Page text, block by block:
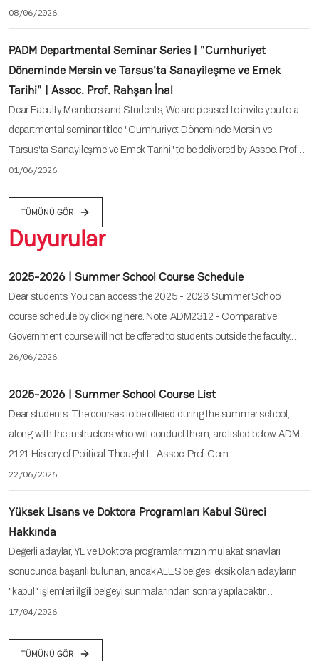
08/06/2026
PADM Departmental Seminar Series | "Cumhuriyet
Döneminde Mersin ve Tarsus'ta Sanayileşme ve Emek
Tarihi" | Assoc. Prof. Rahşan İnal
Dear Faculty Members and Students, We are pleased to invite you to a
departmental seminar titled "Cumhuriyet Döneminde Mersin ve
Tarsus'ta Sanayileşme ve Emek Tarihi" to be delivered by Assoc. Prof.…
01/06/2026
TÜMÜNÜ GÖR
Duyurular
2025-2026 | Summer School Course Schedule
Dear students, You can access the 2025 - 2026 Summer School
course schedule by clicking here. Note: ADM2312 - Comparative
Government course will not be offered to students outside the faculty.…
26/06/2026
2025-2026 | Summer School Course List
Dear students, The courses to be offered during the summer school,
along with the instructors who will conduct them, are listed below. ADM
2121 History of Political Thought I - Assoc. Prof. Cem…
22/06/2026
Yüksek Lisans ve Doktora Programları Kabul Süreci
Hakkında
Değerli adaylar, YL ve Doktora programlarımızın mülakat sınavları
sonucunda başarılı bulunan, ancak ALES belgesi eksik olan adayların
"kabul" işlemleri ilgili belgeyi sunmalarından sonra yapılacaktır…
17/04/2026
TÜMÜNÜ GÖR